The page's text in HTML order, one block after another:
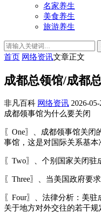
名家养生
美食养生
旅游养生
首页 网络资讯文章正文
成都总领馆/成都
非凡百科 网络资讯 2026-
成都领事馆为什么要关闭
〖One〗、成都领事馆关
事馆，这是对国际关系基本
〖Two〗、个别国家关闭
〖Three〗、当美国政府要
〖Four〗、法律分析：美
关于地方对外交往的若干